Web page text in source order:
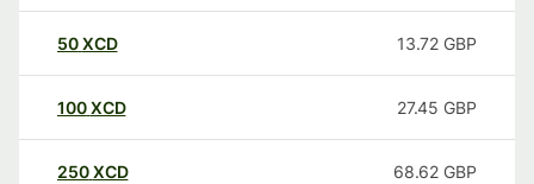
50XCD 13.72 GBP
100XCD 27.45 GBP
250XCD 68.62 GBP